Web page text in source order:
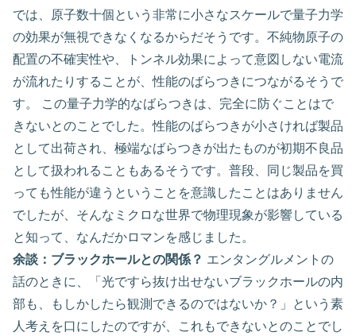
では、原子数十個という非常に小さなスケールで量子力学
の効果が無視できなくなるからだそうです。不純物原子の
配置の不確実性や、トンネル効果によって意図しない電流
が流れたりすることが、性能のばらつきにつながるそうで
す。 この量子力学的なばらつきは、完全に防ぐことはで
きないとのことでした。性能のばらつきが小さければ製品
として出荷され、極端なばらつきが出たものが初期不良品
として扱われることもあるそうです。普段、同じ製品を買
っても性能が違うということを意識したことはありません
でしたが、そんなミクロな世界で物理現象が影響している
と知って、なんだかロマンを感じました。
余談：ブラックホールとの関係？ エンタングルメントの
話のときに、「光ですら抜け出せないブラックホールの内
部も、もしかしたら観測できるのではないか？」という素
人考えを口にしたのですが、これもできないとのことでし